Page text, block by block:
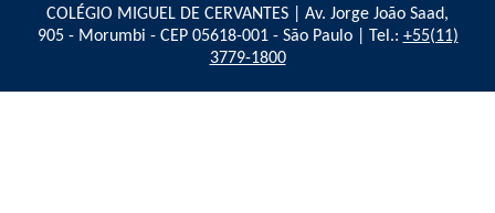
COLÉGIO MIGUEL DE CERVANTES | Av. Jorge João Saad,
905 - Morumbi - CEP 05618-001 - São Paulo | Tel.: +55(11)
3779-1800